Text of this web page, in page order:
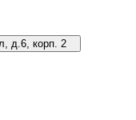
д.6, корп. 2